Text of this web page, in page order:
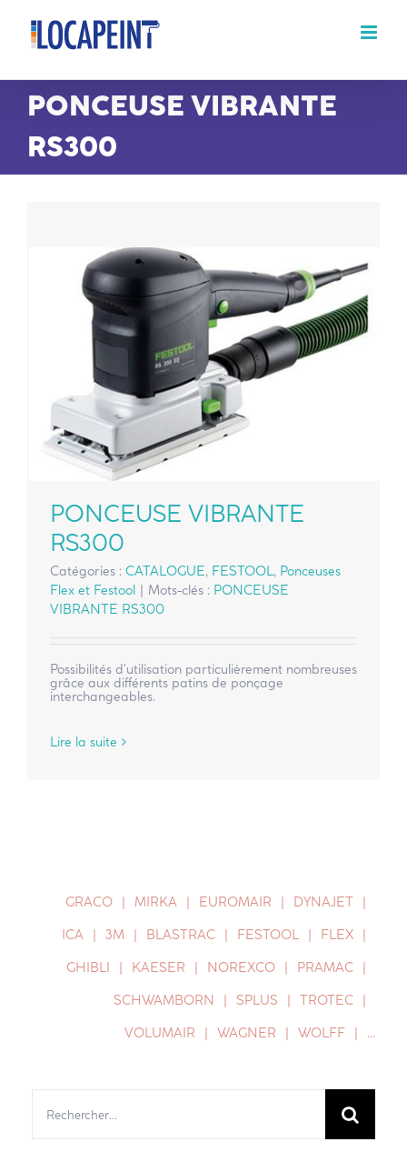
Passer
contenu
PONCEUSE VIBRANTE
RS300
PONCEUSE VIBRANTE
RS300
Catégories : CATALOGUE, FESTOOL, Ponceuses
Flex et Festool
Mots-clés : PONCEUSE
VIBRANTE RS300
Possibilités d'utilisation particulièrement nombreuses
grâce aux différents patins de ponçage
interchangeables.
Lire la suite
GRACO MIRKA EUROMAIR
DYNAJET
ICA
3M BLASTRAC FESTOOL
FLEX
GHIBLI
KAESER NOREXCO
PRAMAC
SCHWAMBORN
SPLUS
TROTEC
VOLUMAIR
WAGNER WOLFF …